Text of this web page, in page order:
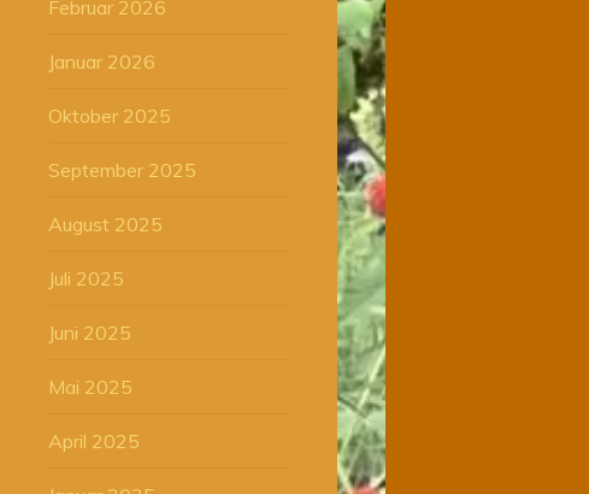
Februar 2026
Januar 2026
Oktober 2025
September 2025
August 2025
Juli 2025
Juni 2025
Mai 2025
April 2025